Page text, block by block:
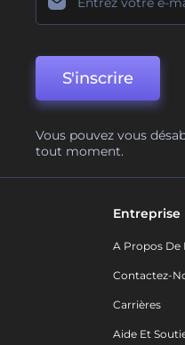
S'inscrire
Vous pouvez vous
tout moment.
Entreprise
A Propos De
Contactez-
Carrières
Aide Et